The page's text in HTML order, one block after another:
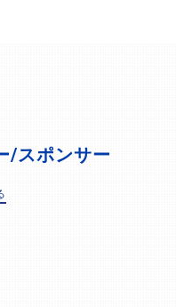
/スポンサー